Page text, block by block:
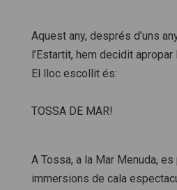
Aquest any, després d’uns
l’Estartit, hem decidit
El lloc escollit és:
TOSSA DE MAR!
A Tossa, a la Mar Menuda,
immersions de cala